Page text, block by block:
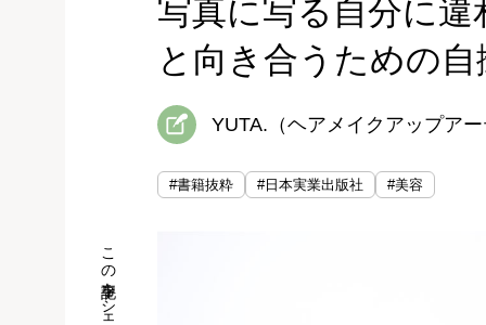
写真に写る自分に
と向き合うための
YUTA.（ヘアメイクアップア
#書籍抜粋 #日本実業出版社 #美容
この記事をシェア